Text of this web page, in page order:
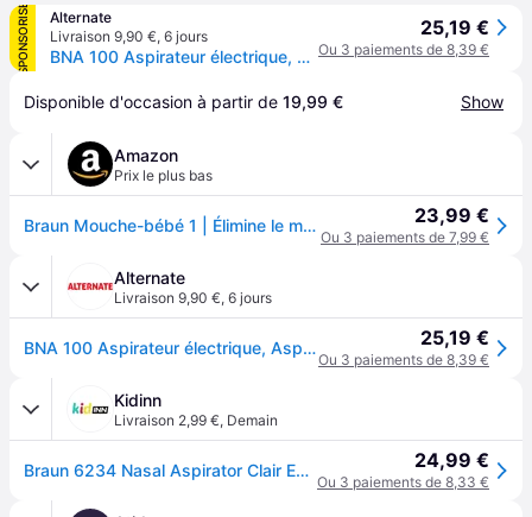
SPONSORISÉ
Alternate
Livraison 9,90 €, 6 jours
BNA 100 Aspirateur électrique, Aspirateurs nasaux
25,19 €
Ou 3 paiements de 8,39 €
Disponible d'occasion à partir de 19,99 € Show
Amazon
Prix le plus bas
Braun Mouche-bébé 1 | Élimine le mucus | Débouche le nez | Aspiration électrique | 2 x d’aspiration | 2 tailles d’embouts | Nouveau-nés, bébés et enfants | Lavable au lave-vaisselle | BNA100 23,99 €
Ou 3 paiements de 7,99 €
Alternate
Livraison 9,90 €, 6 jours
BNA 100 Aspirateur électrique, Aspirateurs nasaux 25,19 €
Ou 3 paiements de 8,39 €
Kidinn
Livraison 2,99 €, Demain
Braun 6234 Nasal Aspirator Clair Enfants 24,99 €
Ou 3 paiements de 8,33 €